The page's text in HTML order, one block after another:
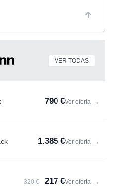
VER TODAS
790 €Ver oferta →
1.385 €Ver oferta →
320 € 217 €Ver oferta →